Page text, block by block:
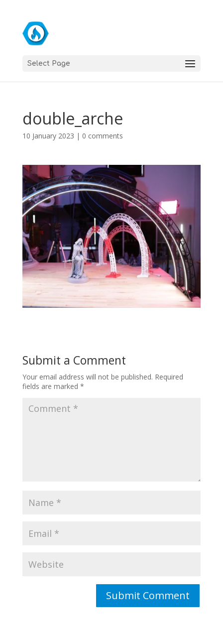
Select Page
double_arche
10 January 2023 | 0 comments
Submit a Comment
Your email address will not be published. Required
fields are marked *